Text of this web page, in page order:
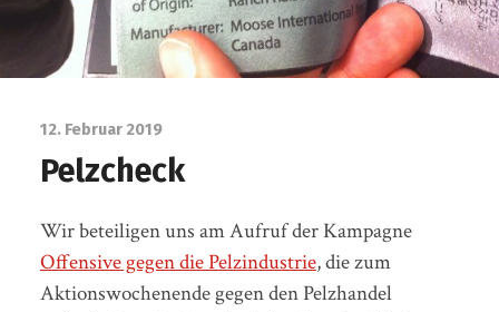
12. Februar 2019
Pelzcheck
Wir beteiligen uns am Aufruf der Kampagne
Offensive gegen die Pelzindustrie, die zum
Aktionswochenende gegen den Pelzhandel